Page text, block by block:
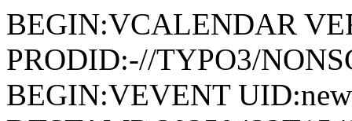
BEGIN:VCALENDAR
PRODID:-//TYPO3/
BEGIN:VEVENT